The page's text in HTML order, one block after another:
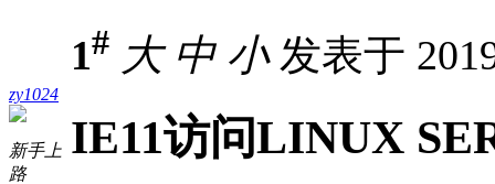
zy1024
新手上
路
1# 大 中 小发表于
IE11访问LINUX